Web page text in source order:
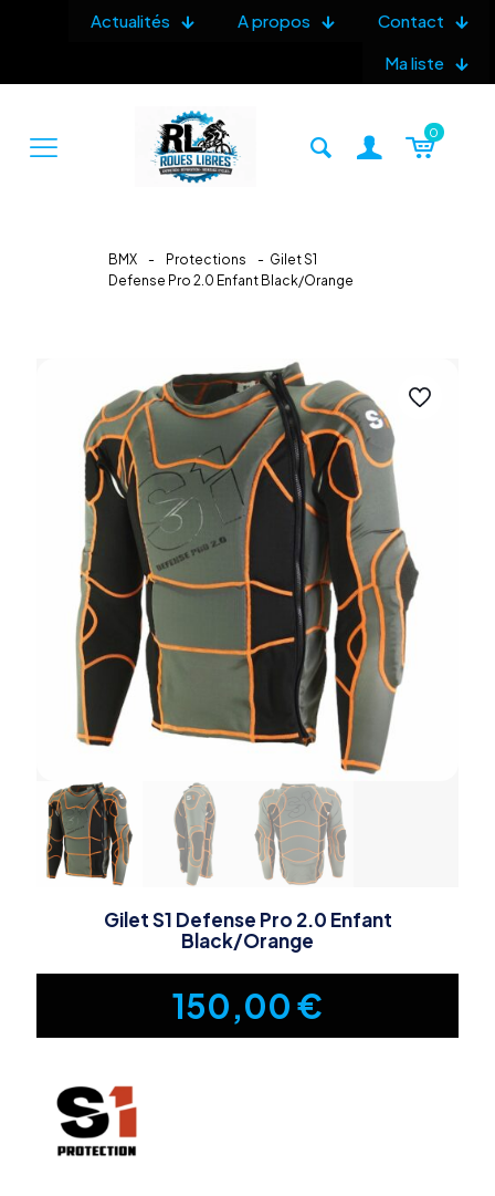
Actualités A propos
Contact
Ma liste
0
BMX - Protections - Gilet S1
Defense Pro 2.0 Enfant Black/Orange
Gilet S1 Defense Pro 2.0 Enfant
Black/Orange
150,00€